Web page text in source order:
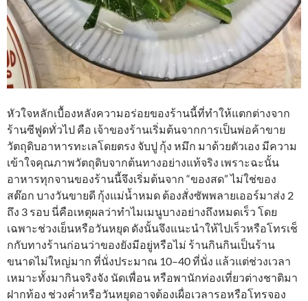
หัวใจหลักเบื้องหลังความอร่อยของร้านนี้ที่ทำให้แตกต่างจาก
ร้านซีฟูดทั่วไป คือ เจ้าของร้านเริ่มต้นจากการเป็นพ่อค้าขาย
วัตถุดิบอาหารทะเลโดยตรง จับปู กุ้ง หมึก มาด้วยตัวเอง มีความ
เข้าใจคุณภาพวัตถุดิบจากต้นทางอย่างแท้จริง เพราะฉะนั้น
อาหารทุกจานของร้านนี้จึงเริ่มต้นจาก “ของสด” ไม่ใช่ของ
สต๊อก บางวันขายดี กุ้งแม่น้ำหมด ต้องสั่งซัพพลายเออร์มาส่ง 2
ถึง 3 รอบ นี่คือเหตุผลว่าทำไมเมนูบางอย่างถึงหมดเร็ว โดย
เฉพาะช่วงเย็นหรือวันหยุด ดังนั้นจึงแนะนำให้ไปเร็วหรือโทรเช็
กกับทางร้านก่อนว่าของยังมีอยู่หรือไม่ ร้านกินกินเป็นร้าน
ขนาดไม่ใหญ่มาก ที่นั่งประมาณ 10–40 ที่นั่ง แล้วแต่ช่วงเวลา
เหมาะทั้งมากินจริงจัง นัดเพื่อน หรือพานักท่องเที่ยวต่างชาติมา
ฝากท้อง ช่วงค่ำหรือวันหยุดอาจต้องเผื่อเวลารอหรือโทรจอง